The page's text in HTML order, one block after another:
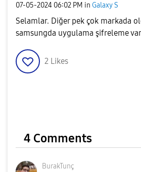
‎07-05-2024 06:02 PM in Galaxy S
Selamlar. Diğer pek çok markada
samsungda uygulama şifreleme var
2 Likes
4 Comments
BurakTunç